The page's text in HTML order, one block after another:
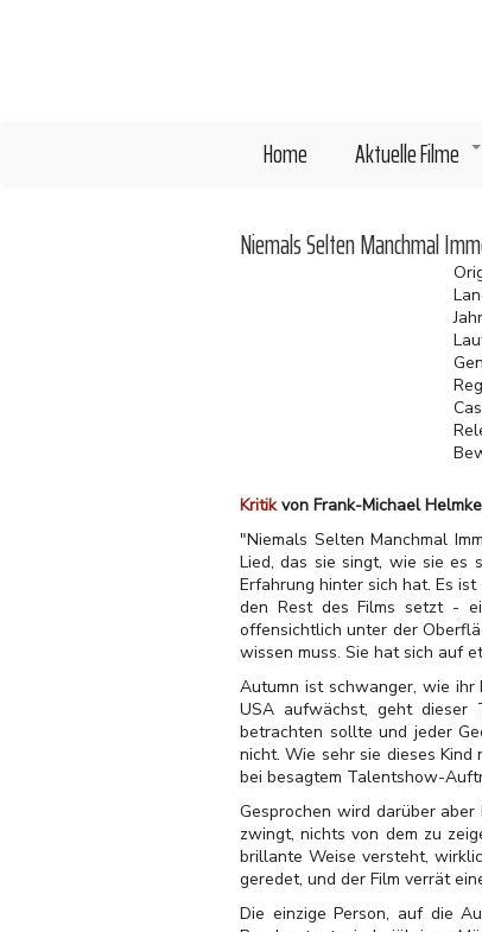
Home +
Aktuelle Filme
Niemals Selten Manchmal
Jahr
Kritikvon Frank-Michael
"Niemals Selten Manchmal
Lied, das sie singt, wie sie es
Erfahrung hinter sich hat. Es
den Rest des Films setzt -
offensichtlich unter der
wissen muss. Sie hat sich auf
Autumn ist schwanger, wie
USA aufwächst, geht dieser
betrachten sollte und jeder
nicht. Wie sehr sie dieses
bei besagtem Talentshow-
Gesprochen wird darüber
zwingt, nichts von dem zu
brillante Weise versteht,
geredet, und der Film verrät
Die einzige Person, auf die